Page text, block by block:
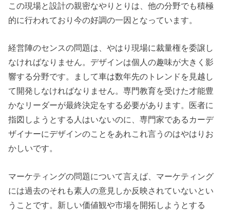
この現場と設計の親密なやりとりは、他の分野でも積極
的に行われており今の好調の一因となっています。
経営陣のセンスの問題は、やはり現場に裁量権を委譲し
なければなりません。デザインは個人の趣味が大きく影
響する分野です。まして車は数年先のトレンドを見越し
て開発しなければなりません。専門教育を受けた才能豊
かなリーダーが最終決定をする必要があります。医者に
指図しようとする人はいないのに、専門家であるカーデ
ザイナーにデザインのことをあれこれ言うのはやはりお
かしいです。
マーケティングの問題について言えば、マーケティング
には過去のそれも素人の意見しか反映されていないとい
うことです。新しい価値観や市場を開拓しようとする